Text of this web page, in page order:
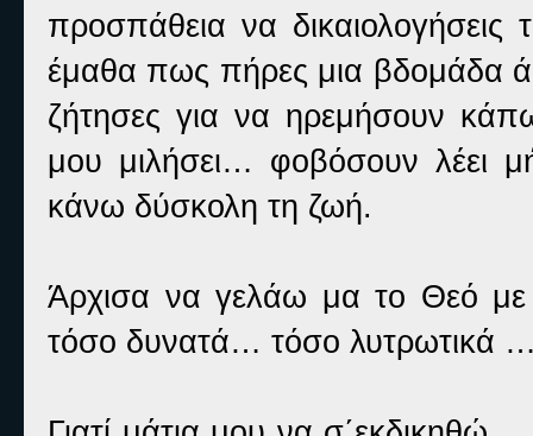
προσπάθεια να δικαιολογήσεις
έμαθα πως πήρες μια βδομάδα
ζήτησες για να ηρεμήσουν
μου μιλήσει… φοβόσουν λέει
κάνω δύσκολη τη ζωή.
Άρχισα να γελάω μα το Θεό
τόσο δυνατά… τόσο λυτρωτικά